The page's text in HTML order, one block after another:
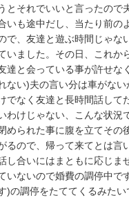
とそれでいいと言ったの
いも途中だし、当たり前の
で、友達と遊ぶ時間じゃ
いました。その日、これか
達と会っている事が許せ
ない)夫の言い分は車がな
でなく友達と長時間話し
わけじゃない、こんな状況
められた事に腹を立てそ
るので、帰って来てとは言
し合いにはまともに応じ
いないので婚費の調停中
)の調停をたててくるみた